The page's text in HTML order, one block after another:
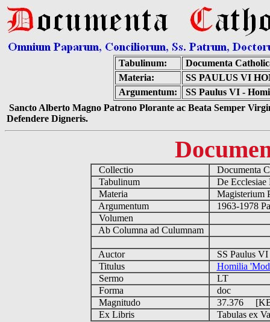
Tabulinum:
Documenta
Materia:
SS PAULUS VI
Argumentum:
SS Paulus VI -
Sancto Alberto Magno Patrono Plorante ac Beata Semper
Defendere Digneris.
Collectio
Documenta
Tabulinum
De
Materia
Magisterium
Argumentum
1963-1978
Volumen
Ab Columna ad Culumnam
Auctor
SS Paulus
Titulus
Homilia
Sermo
LT
Forma
doc
Magnitudo
37.376
Ex Libris
Tabulas ex